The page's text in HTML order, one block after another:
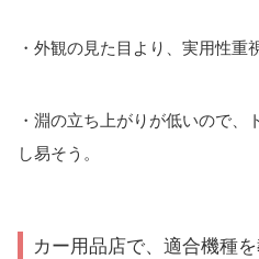
・外観の見た目より、実用性重
・淵の立ち上がりが低いので、
し易そう。
カー用品店で、適合機種